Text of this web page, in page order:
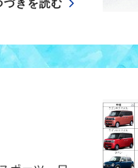
づきを読む